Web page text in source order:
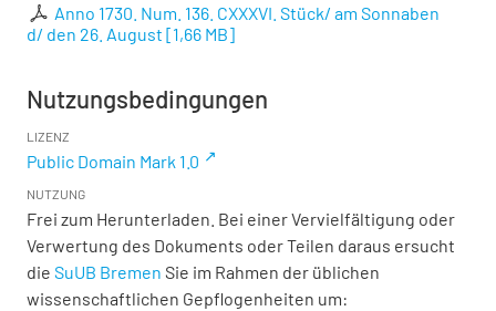
Anno 1730. Num. 136. CXXXVI. Stück/ am Sonnaben
d/ den 26. August [1,66 MB]
Nutzungsbedingungen
LIZENZ
Public Domain Mark 1.0
NUTZUNG
Frei zum Herunterladen. Bei einer Vervielfältigung oder
Verwertung des Dokuments oder Teilen daraus ersucht
die SuUB Bremen Sie im Rahmen der üblichen
wissenschaftlichen Gepflogenheiten um: